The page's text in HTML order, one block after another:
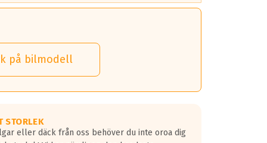
på.
däck.
på bilmodell
STORLEK
eller däck från oss behöver du inte oroa dig